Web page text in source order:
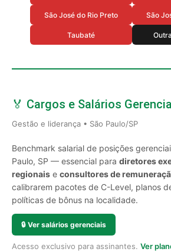
São José do Rio Preto São
Taubaté
🏅 Cargos e Salários
Gestão e liderança • São Paulo/SP
Benchmark salarial de posições
Paulo, SP — essencial para diretores
regionais e consultores de
calibrarem pacotes de C-Level, planos
políticas de bônus na localidade.
🔒 Ver salários gerenciais
Acesso exclusivo para assinantes. Ver